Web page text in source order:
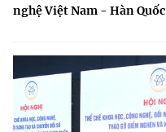
nghệ Việt Nam - Hàn Quốc